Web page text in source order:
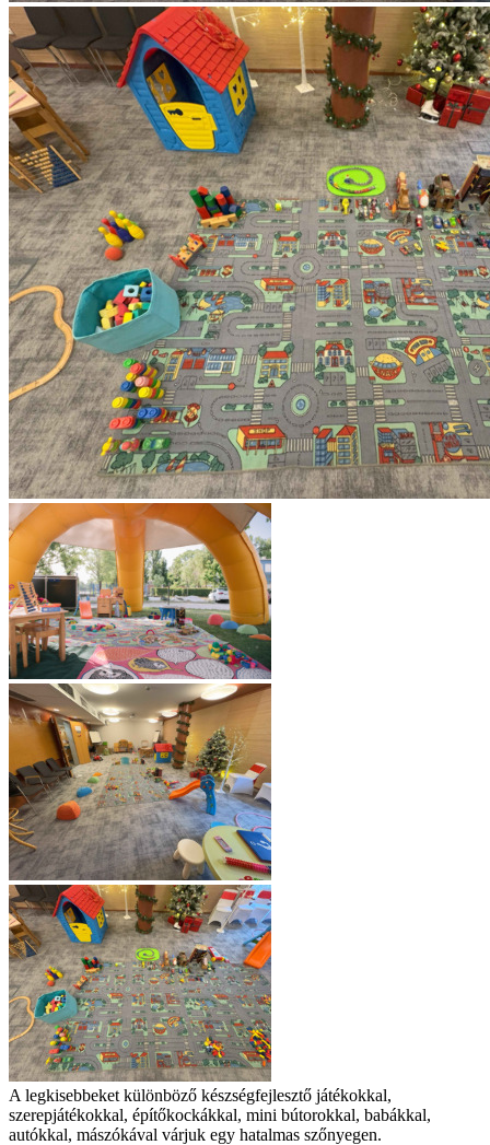
A legkisebbeket különböző készségfejlesztő játékokkal,
szerepjátékokkal, építőkockákkal, mini bútorokkal, babákkal,
autókkal, mászókával várjuk egy hatalmas szőnyegen.